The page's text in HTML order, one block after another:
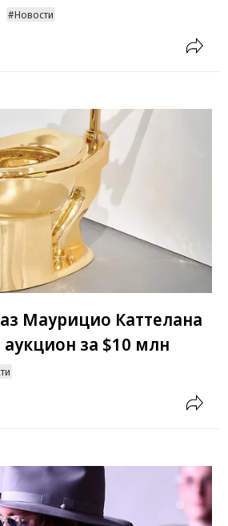
Новости
Маурицио Каттелана
за $10 млн